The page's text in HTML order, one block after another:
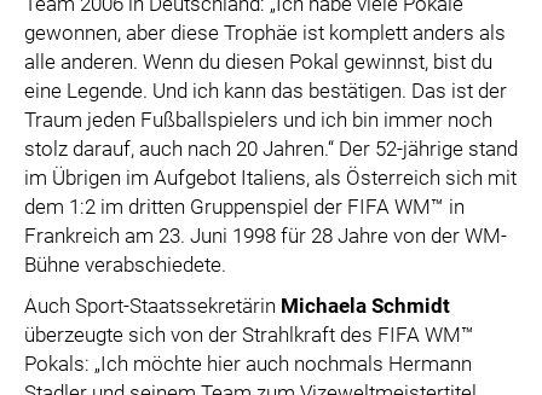
gewonnen, aber diese Trophäe ist komplett anders als
alle anderen. Wenn du diesen Pokal gewinnst, bist du
eine Legende. Und ich kann das bestätigen. Das ist der
Traum jeden Fußballspielers und ich bin immer noch
stolz darauf, auch nach 20 Jahren.“ Der 52-jährige stand
im Übrigen im Aufgebot Italiens, als Österreich sich mit
dem 1:2 im dritten Gruppenspiel der FIFA WM™ in
Frankreich am 23. Juni 1998 für 28 Jahre von der WM-
Bühne verabschiedete.
Auch Sport-Staatssekretärin Michaela Schmidt
überzeugte sich von der Strahlkraft des FIFA WM™
Pokals: „Ich möchte hier auch nochmals Hermann